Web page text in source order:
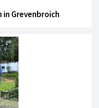
Grevenbroich